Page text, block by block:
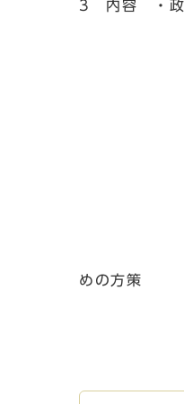
3 内容 ・政
後継者
不登校
学校の先
めの方策
・講評と
・